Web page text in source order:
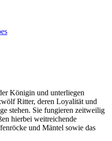
Königin und unterliegen
Ritter, deren Loyalität und
stehen. Sie fungieren zeitweilig
hierbei weitreichende
und Mäntel sowie das